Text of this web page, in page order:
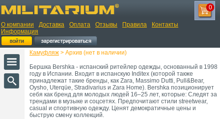
О компании Доставка Оплата Отзывы Правила
Контакты
Информация
0
Камуфляж > Архив (нет в наличии)
Бершка Bershka - испанский ритейлер одежды, основанный в 1998
году в Испании. Входит в испанскую Inditex (которой также
принадлежат такие бренды, как Zara, Massimo Dutti, Pull&Bear,
Oysho, Uterqüe, Stradivarius и Zara Home). Bershka позиционирует
себя как бренд для молодых людей 16–25 лет, которые: Следят за
трендами в музыке и соцсетях. Предпочитают стили streetwear,
casual и спортивную одежду. Ценят демократичные цены и
быструю смену коллекций.